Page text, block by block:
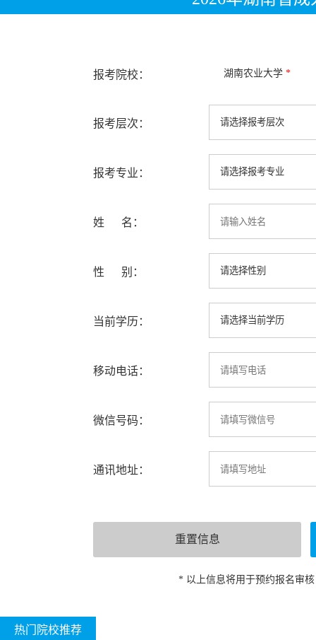
报考院校： 湖南农业大学 *
报考层次：
报考专业：
姓 名：
性 别：
当前学历：
移动电话：
微信号码：
通讯地址：
* 以上信息将用于预约报名审
热门院校推荐